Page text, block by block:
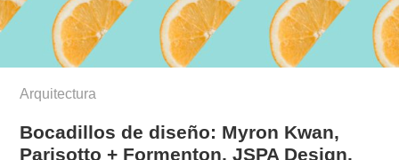
Arquitectura
Bocadillos de diseño: Myron Kwan,
Parisotto + Formenton, JSPA Design,